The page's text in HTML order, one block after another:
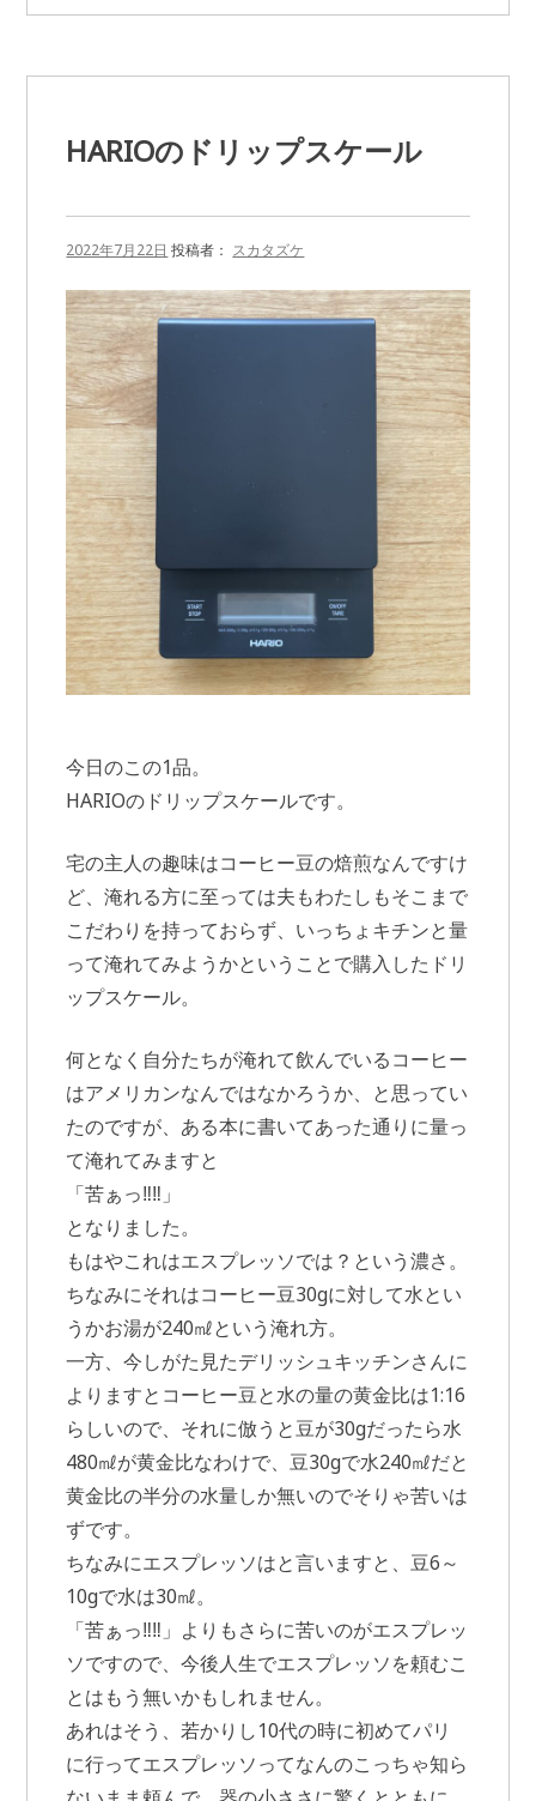
ド
に
HARIOのドリップスケール
2022年7月22日 投稿者： スカタズケ
今日のこの1品。
HARIOのドリップスケールです。
宅の主人の趣味はコーヒー豆の焙煎なんですけ
ど、淹れる方に至っては夫もわたしもそこまで
こだわりを持っておらず、いっちょキチンと量
って淹れてみようかということで購入したドリ
ップスケール。
何となく自分たちが淹れて飲んでいるコーヒー
はアメリカンなんではなかろうか、と思ってい
たのですが、ある本に書いてあった通りに量っ
て淹れてみますと
「苦ぁっ‼‼」
となりました。
もはやこれはエスプレッソでは？という濃さ。
ちなみにそれはコーヒー豆30gに対して水とい
うかお湯が240㎖という淹れ方。
一方、今しがた見たデリッシュキッチンさんに
よりますとコーヒー豆と水の量の黄金比は1:16
らしいので、それに倣うと豆が30gだったら水
480㎖が黄金比なわけで、豆30gで水240㎖だと
黄金比の半分の水量しか無いのでそりゃ苦いは
ずです。
ちなみにエスプレッソはと言いますと、豆6～
10gで水は30㎖。
「苦ぁっ‼‼」よりもさらに苦いのがエスプレッ
ソですので、今後人生でエスプレッソを頼むこ
とはもう無いかもしれません。
あれはそう、若かりし10代の時に初めてパリ
に行ってエスプレッソってなんのこっちゃ知ら